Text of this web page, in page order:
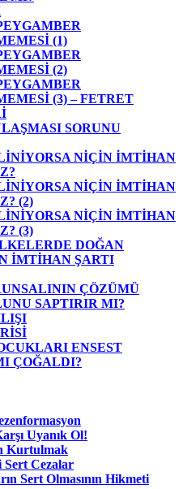
(1)
(2)
(3) – FETRET
SORUNU
NİÇİN İMTİHAN
NİÇİN İMTİHAN
(2)
NİÇİN İMTİHAN
(3)
DOĞAN
İMTİHAN ŞARTI
ÇÖZÜMÜ
SAPTIRIR MI?
ENSEST
ÇOĞALDI?
Uyanık Ol!
Kurtulmak
Sert Cezalar
Sert Olmasının Hikmeti